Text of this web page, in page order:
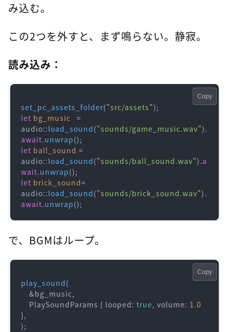
み込む。
この2つを外すと、まず鳴らない。静寂。
読み込み：
set_pc_assets_folder("src/assets"
let bg_music
   =
audio::load_sound("sounds/game_music.wav").
await.unwrap
let ball_sound =
audio::load_sound("sounds/ball_sound.wav").a
wait.unwrap
let brick_sound=
audio::load_sound("sounds/brick_sound.wav").
await.unwrap();
Copy
で、BGMはループ。
play_sound(
    PlaySoundParams { looped:
true, volume: 1.0
},
);
Copy